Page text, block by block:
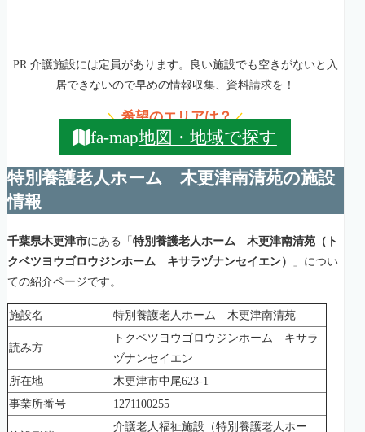
PR:介護施設には定員があります。良い施設でも空きがないと入
居できないので早めの情報収集、資料請求を！
＼希望のエリアは？／
fa-map地図・地域で探す
特別養護老人ホーム 木更津南清苑の施設
情報
千葉県木更津市にある「 特別養護老人ホーム 木更津南清苑（ト
クベツヨウゴロウジンホーム キサラヅナンセイエン）
」につい
ての紹介ページです。
施設名 特別養護老人ホーム 木更津南清苑
読み方
トクベツヨウゴロウジンホーム キサラ
ヅナンセイエン
所在地
木更津市中尾623-1
事業所番号
1271100255
介護老人福祉施設（特別養護老人ホー